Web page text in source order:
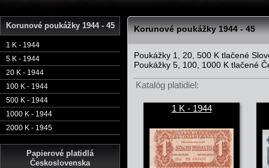
Korunové poukážky 1944 - 45
1 K - 1944
5 K - 1944
20 K - 1944
100 K - 1944
500 K - 1944
1000 K - 1944
2000 K - 1945
Papierové platidlá
Československa
Korunové poukážky 1944 - 45
Poukážky 1, 20, 500 K tlačené
Poukážky 5, 100, 1000 K tlačené
Katalóg platidiel:
1 K - 1944